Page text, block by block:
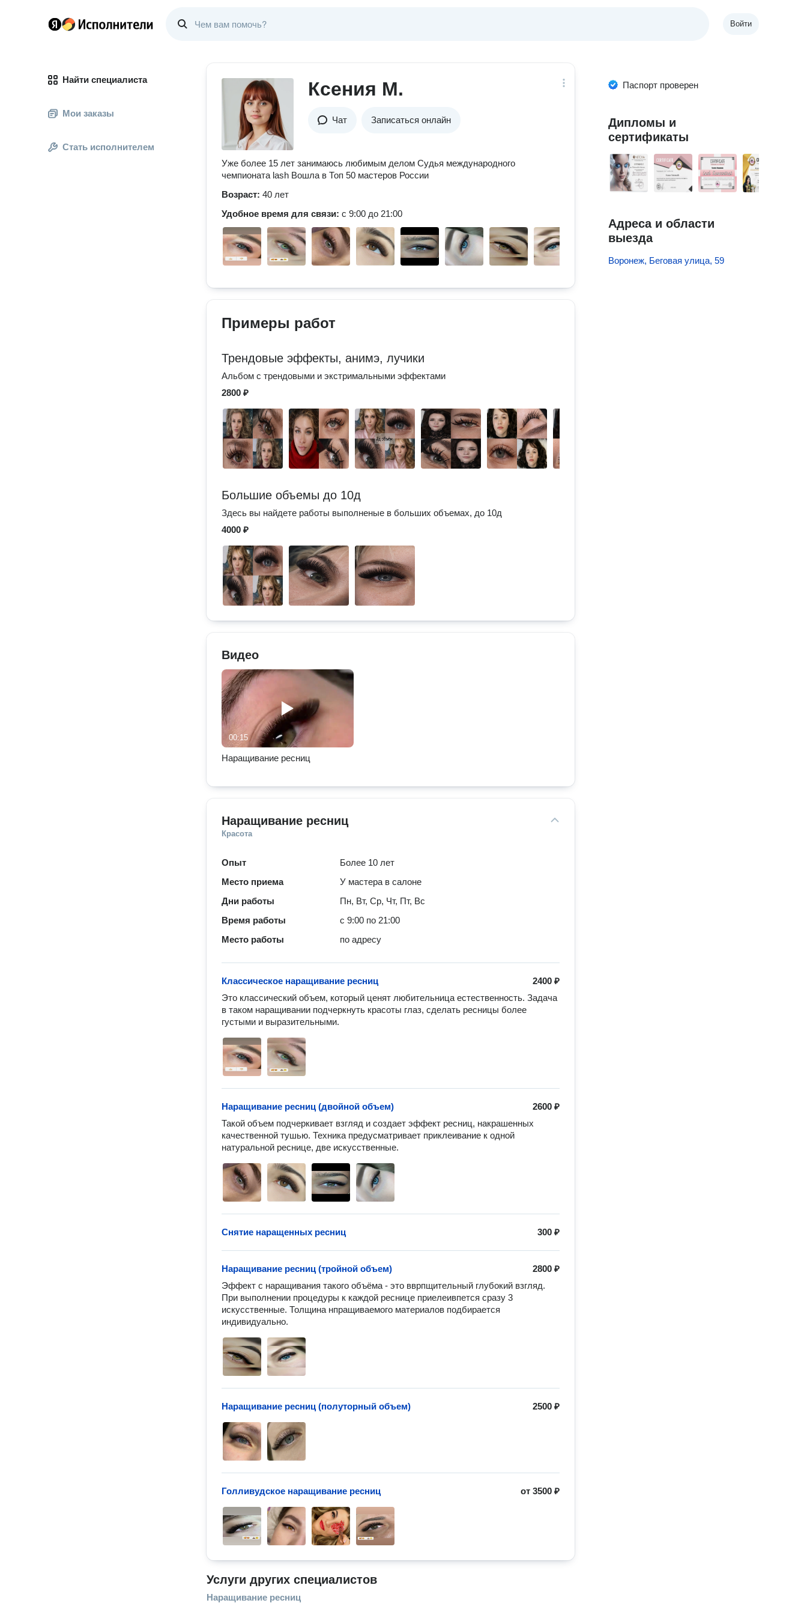
Войти
Найти специалиста
Мои заказы
Стать исполнителем
Ксения М.
Чат Записаться онлайн
Уже более 15 лет занимаюсь любимым делом Судья международного
чемпионата lash Вошла в Топ 50 мастеров России
Возраст: 40 лет
Удобное время для связи: с 9:00 до 21:00
Примеры работ
Трендовые эффекты, анимэ, лучики
Альбом с трендовыми и экстримальными эффектами
2800 ₽
Большие объемы до 10д
Здесь вы найдете работы выполненые в больших объемах, до 10д
4000 ₽
Видео
00:15
Наращивание ресниц
Наращивание ресниц
Красота
Опыт
Более 10 лет
Место приема
У мастера в салоне
Дни работы
Пн, Вт, Ср, Чт, Пт, Вс
Время работы
с 9:00 по 21:00
Место работы
по адресу
2400 ₽
Классическое наращивание ресниц
Это классический объем, который ценят любительница естественность. Задача
в таком наращивании подчеркнуть красоты глаз, сделать ресницы более
густыми и выразительными.
2600 ₽
Наращивание ресниц (двойной объем)
Такой объем подчеркивает взгляд и создает эффект ресниц, накрашенных
качественной тушью. Техника предусматривает приклеивание к одной
натуральной реснице, две искусственные.
300 ₽
Снятие наращенных ресниц
2800 ₽
Наращивание ресниц (тройной объем)
Эффект с наращивания такого объёма - это вврпщительный глубокий взгляд.
При выполнении процедуры к каждой реснице приелеивпется сразу 3
искусственные. Толщина нпращиваемого материалов подбирается
индивидуально.
2500 ₽
Наращивание ресниц (полуторный объем)
от3500 ₽
Голливудское наращивание ресниц
Услуги других специалистов
Наращивание ресниц
Паспорт проверен
Дипломы и
сертификаты
Адреса и области
выезда
Воронеж, Беговая улица, 59